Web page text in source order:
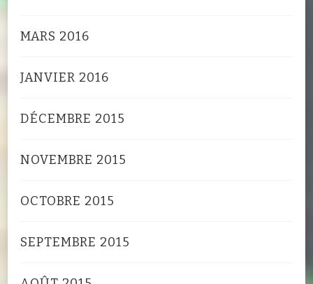
MARS 2016
JANVIER 2016
DÉCEMBRE 2015
NOVEMBRE 2015
OCTOBRE 2015
SEPTEMBRE 2015